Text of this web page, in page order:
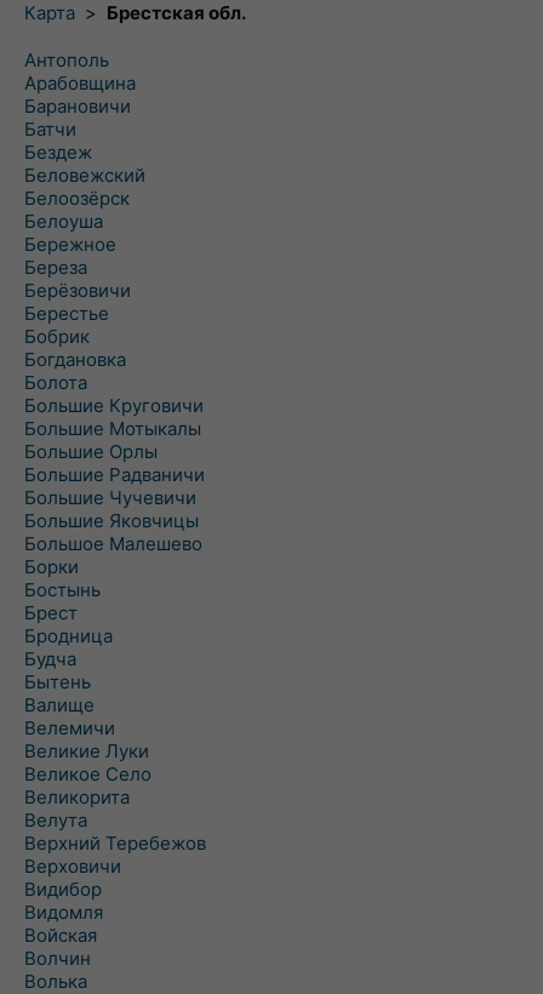
Карта > Брестская обл.
Антополь
Арабовщина
Барановичи
Батчи
Бездеж
Беловежский
Белоозёрск
Белоуша
Бережное
Береза
Берёзовичи
Берестье
Бобрик
Богдановка
Болота
Большие Круговичи
Большие Мотыкалы
Большие Орлы
Большие Радваничи
Большие Чучевичи
Большие Яковчицы
Большое Малешево
Борки
Бостынь
Брест
Бродница
Будча
Бытень
Валище
Велемичи
Великие Луки
Великое Село
Великорита
Велута
Верхний Теребежов
Верховичи
Видибор
Видомля
Войская
Волчин
Волька